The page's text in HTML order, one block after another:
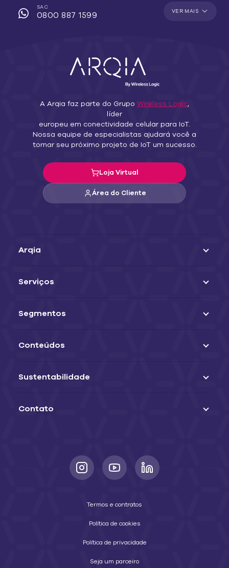
SAC
0800 887 1599 VER MAIS
A Arqia faz parte do Grupo Wireless Logic,
líder
europeu em conectividade celular para IoT.
Nossa equipe de especialistas ajudará você a
tornar seu próximo projeto de IoT um sucesso.
Loja Virtual
Área do Cliente
Arqia
Serviços
Segmentos
Conteúdos
Sustentabilidade
Contato
Termos e contratos
Política de cookies
Política de privacidade
Seja um parceiro